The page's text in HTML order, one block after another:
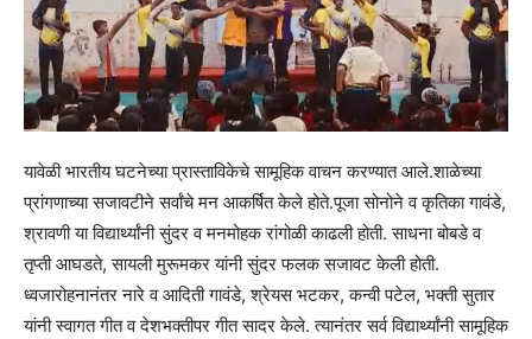
यावेळी भारतीय घटनेच्या प्रास्ताविकेचे सामूहिक वाचन करण्यात आले.शाळेच्या
प्रांगणाच्या सजावटीने सर्वांचे मन आकर्षित केले होते.पूजा सोनोने व कृतिका गावंडे,
श्रावणी या विद्यार्थ्यांनी सुंदर व मनमोहक रांगोळी काढली होती. साधना बोबडे व
तृप्ती आघडते, सायली मुरूमकर यांनी सुंदर फलक सजावट केली होती.
ध्वजारोहनानंतर नारे व आदिती गावंडे, श्रेयस भटकर, कन्वी पटेल, भक्ती सुतार
यांनी स्वागत गीत व देशभक्तीपर गीत सादर केले. त्यानंतर सर्व विद्यार्थ्यांनी सामूहिक